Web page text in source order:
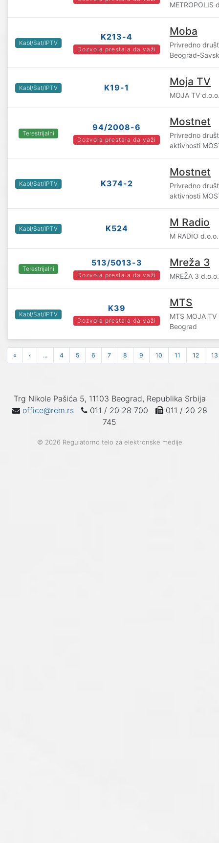
METROPOLIS
Kabl/Sat/IPTV
K213-4
Dozvola prestala da važi
Moba
Privredno
Beograd-
Kabl/Sat/IPTV K19-1 Moja TV
MOJA TV
Terestrijalni
94/2008-6
Dozvola prestala da važi
Mostnet
Privredno
aktivnosti
Kabl/Sat/IPTV K374-2
Mostnet
Privredno
aktivnosti
Kabl/Sat/IPTV K524 M Radio
M RADIO
Terestrijalni
513/5013-3
Dozvola prestala da važi
Mreža 3
MREŽA 3
Kabl/Sat/IPTV
K39
Dozvola prestala da važi
MTS
MTS MOJA
Beograd
« ‹ ... 4 5 6 7 8 9 10 11 12 13
Trg Nikole Pašića 5, 11103 Beograd, Republika Srbija
office@rem.rs
011 / 20 28 700
011 / 20 28
745
© 2026 Regulatorno telo za elektronske medije